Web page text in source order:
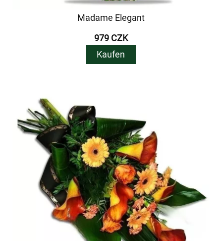
Madame Elegant
979 CZK
Kaufen